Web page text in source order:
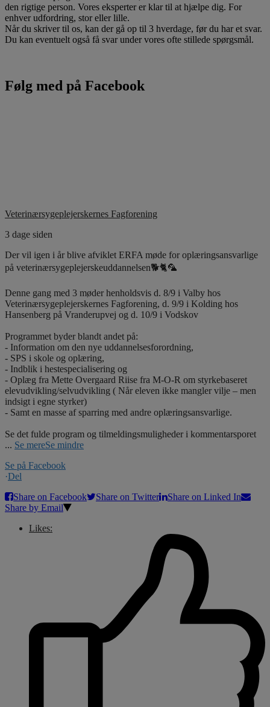
den rigtige person. Vores eksperter er klar til at hjælpe dig. For
enhver udfordring, stor eller lille.
Når du skriver til os, kan der gå op til 3 hverdage, før du har et svar.
Du kan eventuelt også få svar under vores ofte stillede spørgsmål.
Følg med på Facebook
Veterinærsygeplejerskernes Fagforening
3 dage siden
Der vil igen i år blive afviklet ERFA møde for oplæringsansvarlige
på veterinærsygeplejerskeuddannelsen🐕🐈🦜
Denne gang med 3 møder henholdsvis d. 8/9 i Valby hos
Veterinærsygeplejerskernes Fagforening, d. 9/9 i Kolding hos
Hansenberg på Vranderupvej og d. 10/9 i Vodskov
Programmet byder blandt andet på:
- Information om den nye uddannelsesforordning,
- SPS i skole og oplæring,
- Indblik i hestespecialisering og
- Oplæg fra Mette Overgaard Riise fra M-O-R om styrkebaseret
elevudvikling/selvudvikling ( Når eleven ikke mangler vilje – men
indsigt i egne styrker)
- Samt en masse af sparring med andre oplæringsansvarlige.
Se det fulde program og tilmeldingsmuligheder i kommentarsporet
... Se mereSe mindre
Se på Facebook
·Del
Share on Facebook
Share on Twitter
Share on Linked In
Share by Email
Likes: